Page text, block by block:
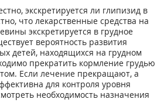
экскретируется ли глипизид в
что лекарственные средства на
экскретируется в грудное
вероятность развития
детей, находящихся на грудном
прекратить кормление грудью
Если лечение прекращают, а
для контроля уровня
необходимость назначения